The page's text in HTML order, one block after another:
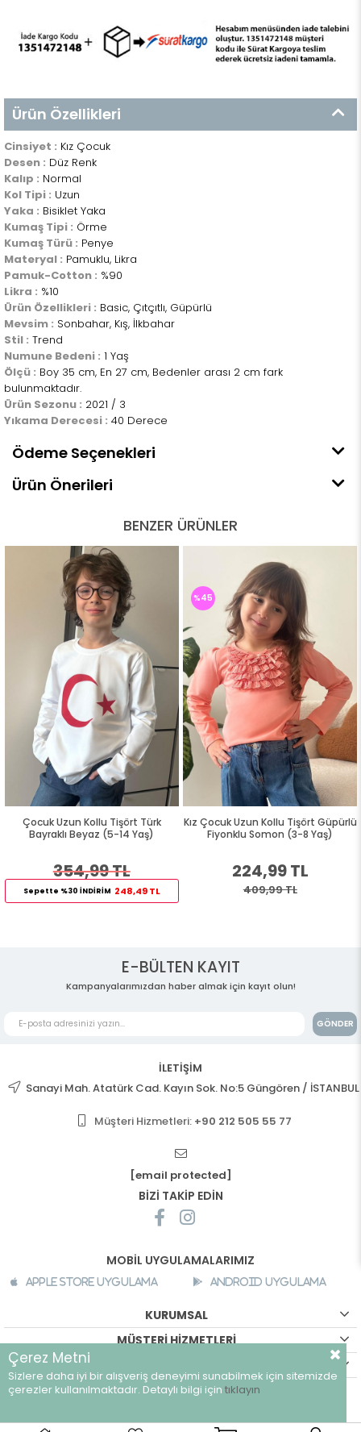
Ürün Özellikleri
Cinsiyet : Kız Çocuk
Desen : Düz Renk
Kalıp : Normal
Kol Tipi : Uzun
Yaka : Bisiklet Yaka
Kumaş Tipi : Örme
Kumaş Türü : Penye
Materyal : Pamuklu, Likra
Pamuk-Cotton : %90
Likra : %10
Ürün Özellikleri : Basic, Çıtçıtlı, Güpürlü
Mevsim : Sonbahar, Kış, İlkbahar
Stil : Trend
Numune Bedeni : 1 Yaş
Ölçü : Boy 35 cm, En 27 cm, Bedenler arası 2 cm fark
bulunmaktadır.
Ürün Sezonu : 2021 / 3
Yıkama Derecesi : 40 Derece
Ödeme Seçenekleri
Ürün Önerileri
BENZER ÜRÜNLER
Çocuk Uzun Kollu Tişört Türk
Bayraklı Beyaz (5-14 Yaş)
354,99 TL
Sepette %30 İNDİRİM 248,49 TL
Kız Çocuk Uzun Kollu Tişört Güpürlü
Fiyonklu Somon (3-8 Yaş)
224,99 TL
409,99 TL
%45
E-BÜLTEN KAYIT
Kampanyalarımızdan haber almak için kayıt olun!
GÖNDER
İLETİŞİM
Sanayi Mah. Atatürk Cad. Kayın Sok. No:5 Güngören / İSTANBUL
Müşteri Hizmetleri: +90 212 505 55 77
[email protected]
BİZİ TAKİP EDİN
MOBİL UYGULAMALARIMIZ
Apple Store Uygulama Android Uygulama
KURUMSAL
MÜŞTERİ HİZMETLERİ
©breeze.com.tr - Tüm hakları saklıdır.
Çerez Metni
Sizlere daha iyi bir alışveriş deneyimi sunabilmek için sitemizde
çerezler kullanılmaktadır. Detaylı bilgi için tıklayın